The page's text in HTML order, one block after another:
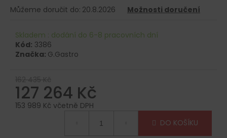
Můžeme doručit do: 20.8.2026 Možnosti doručení
Skladem : dodání do 6-8 pracovních dní
Kód: 3386
Značka: G.Gastro
127 264 Kč
153 989 Kč včetně DPH
DO KOŠÍKU
D
p
o
u